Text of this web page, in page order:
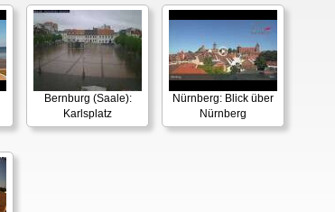
Bernburg (Saale):
Karlsplatz
Nürnberg: Blick über
Nürnberg